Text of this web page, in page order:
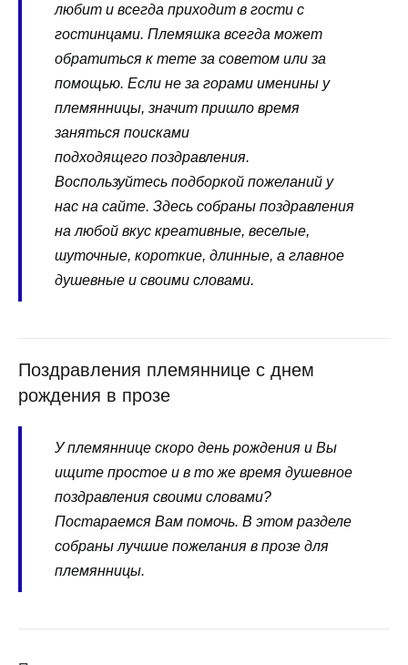
любит и всегда приходит в гости с
гостинцами. Племяшка всегда может
обратиться к тете за советом или за
помощью. Если не за горами именины у
племянницы, значит пришло время
заняться поисками
подходящего поздравления.
Воспользуйтесь подборкой пожеланий у
нас на сайте. Здесь собраны поздравления
на любой вкус креативные, веселые,
шуточные, короткие, длинные, а главное
душевные и своими словами.
Поздравления племяннице с днем
рождения в прозе
У племяннице скоро день рождения и Вы
ищите простое и в то же время душевное
поздравления своими словами?
Постараемся Вам помочь. В этом разделе
собраны лучшие пожелания в прозе для
племянницы.